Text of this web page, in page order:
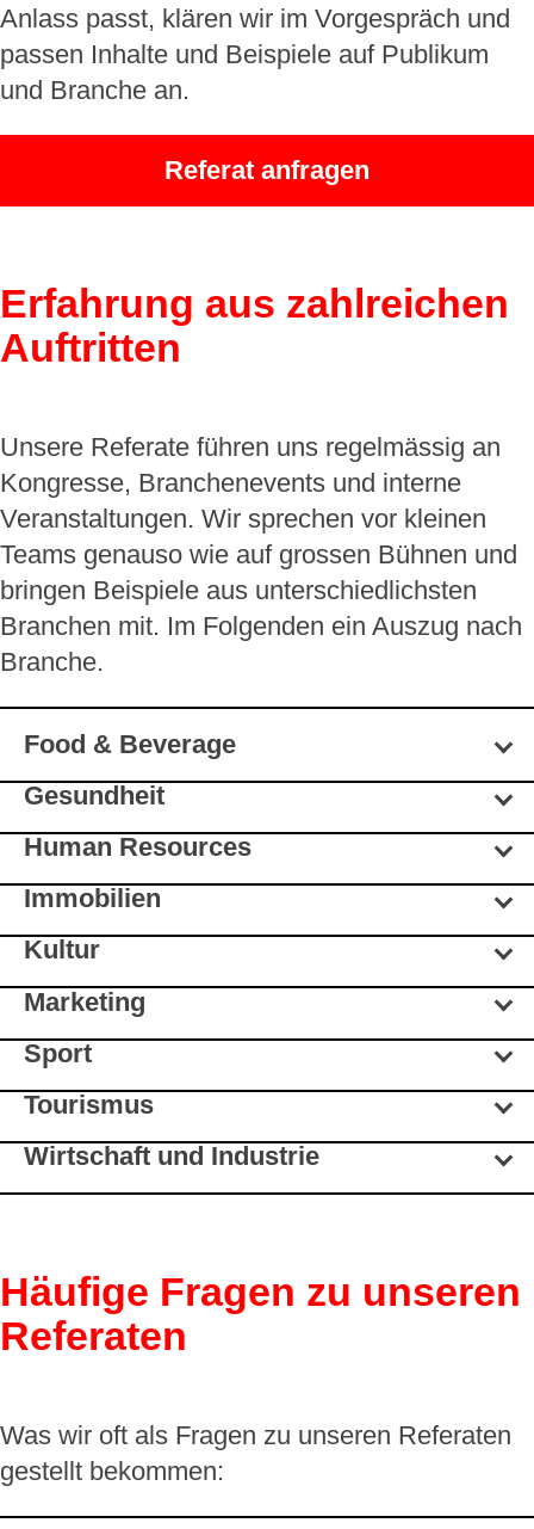
Anlass passt, klären wir im Vorgespräch und
passen Inhalte und Beispiele auf Publikum
und Branche an.
Referat anfragen
Erfahrung aus zahlreichen
Auftritten
Unsere Referate führen uns regelmässig an
Kongresse, Branchenevents und interne
Veranstaltungen. Wir sprechen vor kleinen
Teams genauso wie auf grossen Bühnen und
bringen Beispiele aus unterschiedlichsten
Branchen mit. Im Folgenden ein Auszug nach
Branche.
Food & Beverage
Gesundheit
Human Resources
Immobilien
Kultur
Marketing
Sport
Tourismus
Wirtschaft und Industrie
Häufige Fragen zu unseren
Referaten
Was wir oft als Fragen zu unseren Referaten
gestellt bekommen: